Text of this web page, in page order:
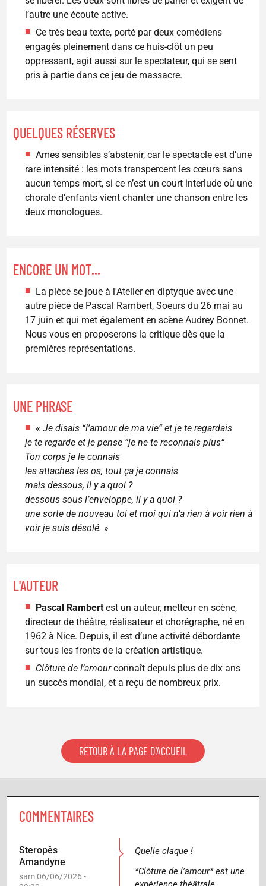
l’autre une écoute active.
Ce très beau texte, porté par deux comédiens
engagés pleinement dans ce huis-clôt un peu
oppressant, agit aussi sur le spectateur, qui se sent
pris à partie dans ce jeu de massacre.
QUELQUES RÉSERVES
Ames sensibles s’abstenir, car le spectacle est d’une
rare intensité : les mots transpercent les cœurs sans
aucun temps mort, si ce n’est un court interlude où une
chorale d’enfants vient chanter une chanson entre les
deux monologues.
ENCORE UN MOT...
La pièce se joue à l'Atelier en diptyque avec une
autre pièce de Pascal Rambert, Soeurs du 26 mai au
17 juin et qui met également en scène Audrey Bonnet.
Nous vous en proposerons la critique dès que la
premières représentations.
UNE PHRASE
« Je disais “l’amour de ma vie“ et je te regardais
je te regarde et je pense “je ne te reconnais plus“
Ton corps je le connais
les attaches les os, tout ça je connais
mais dessous, il y a quoi ?
dessous sous l’enveloppe, il y a quoi ?
une sorte de nouveau toi et moi qui n’a rien à voir rien à
voir je suis désolé. »
L'AUTEUR
Pascal Rambertest un auteur, metteur en scène,
directeur de théâtre, réalisateur et chorégraphe, né en
1962 à Nice. Depuis, il est d’une activité débordante
sur tous les fronts de la création artistique.
Clôture de l’amourconnaît depuis plus de dix ans
un succès mondial, et a reçu de nombreux prix.
RETOUR À LA PAGE D'ACCUEIL
COMMENTAIRES
Steropês
Amandyne
sam 06/06/2026 -
Quelle claque !
*Clôture de l’amour* est une